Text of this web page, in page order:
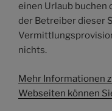
einen Urlaub buchen
der Betreiber dieser
nichts.
Mehr Informationen
Webseiten können